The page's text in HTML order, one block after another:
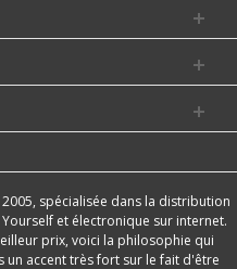
spécialisée dans la distribution
et électronique sur internet.
prix, voici la philosophie qui
un accent très fort sur le fait d'être